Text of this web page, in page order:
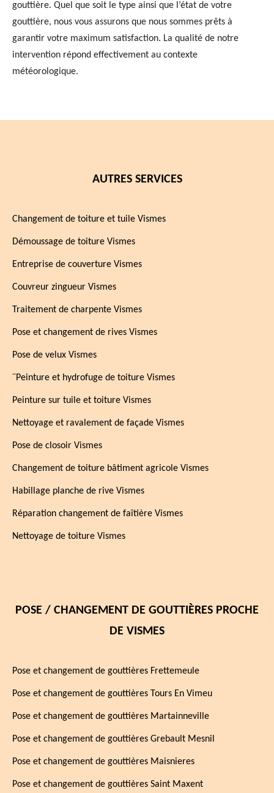
gouttière. Quel que soit le type ainsi que l’état de votre
gouttière, nous vous assurons que nous sommes prêts à
garantir votre maximum satisfaction. La qualité de notre
intervention répond effectivement au contexte
météorologique.
AUTRES SERVICES
Changement de toiture et tuile Vismes
Démoussage de toiture Vismes
Entreprise de couverture Vismes
Couvreur zingueur Vismes
Traitement de charpente Vismes
Pose et changement de rives Vismes
Pose de velux Vismes
¨Peinture et hydrofuge de toiture Vismes
Peinture sur tuile et toiture Vismes
Nettoyage et ravalement de façade Vismes
Pose de closoir Vismes
Changement de toiture bâtiment agricole Vismes
Habillage planche de rive Vismes
Réparation changement de faîtière Vismes
Nettoyage de toiture Vismes
POSE / CHANGEMENT DE GOUTTIÈRES PROCHE
DE VISMES
Pose et changement de gouttières Frettemeule
Pose et changement de gouttières Tours En Vimeu
Pose et changement de gouttières Martainneville
Pose et changement de gouttières Grebault Mesnil
Pose et changement de gouttières Maisnieres
Pose et changement de gouttières Saint Maxent